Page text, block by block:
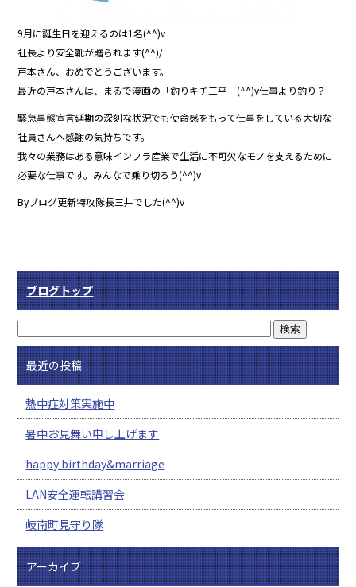
9月に誕生日を迎えるのは1名(^^)v
社長より安全靴が贈られます(^^)/
戸本さん、おめでとうございます。
最近の戸本さんは、まるで漫画の「釣りキチ三平」(^^)v仕事より釣り？
緊急事態宣言延期の深刻な状況でも使命感をもって仕事をしている大切な
社員さんへ感謝の気持ちです。
我々の業務はある意味インフラ産業で生活に不可欠なモノを支えるために
必要な仕事です。みんなで乗り切ろう(^^)v
Byブログ更新特攻隊長三井でした(^^)v
ブログトップ
最近の投稿
熱中症対策実施中
暑中お見舞い申し上げます
happy birthday&marriage
LAN安全運転講習会
岐南町見守り隊
アーカイブ